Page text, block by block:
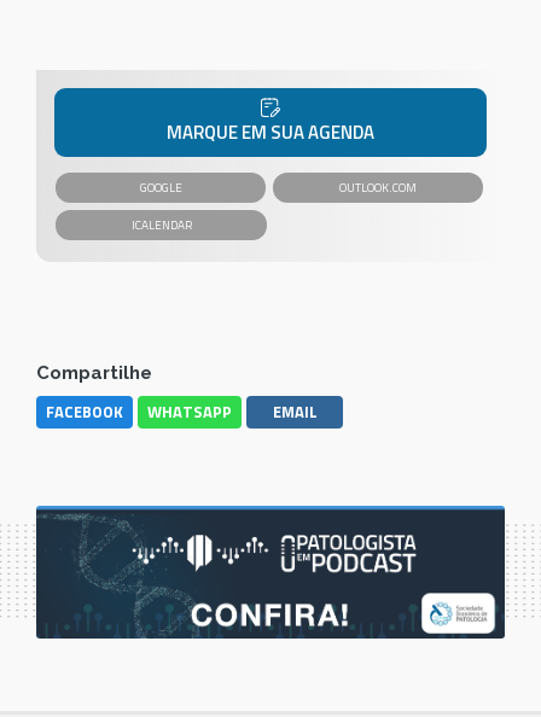
MARQUE EM SUA AGENDA
GOOGLE OUTLOOK.COM
Compartilhe
FACEBOOK WHATSAPP EMAIL